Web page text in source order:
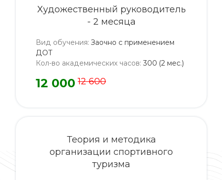
Художественный руководитель
- 2 месяца
Вид обучения: Заочно с применением
ДОТ
Кол-во академических часов: 300 (2 мес.)
12 000 12 600
Теория и методика
организации спортивного
туризма